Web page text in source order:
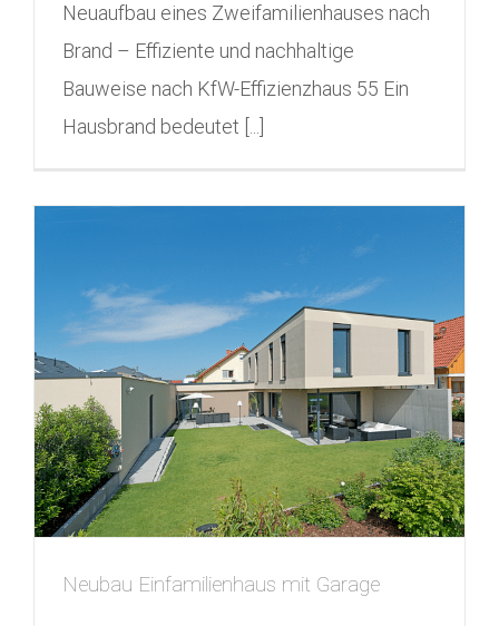
Neuaufbau eines Zweifamilienhauses nach
Brand – Effiziente und nachhaltige
Bauweise nach KfW-Effizienzhaus 55 Ein
Hausbrand bedeutet [...]
Neubau Einfamilienhaus mit Garage